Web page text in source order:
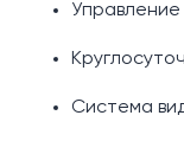
Система